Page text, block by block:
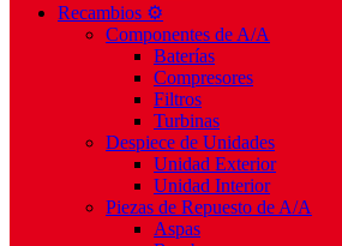
Recambios ⚙️
Componentes de A/A
Baterías
Compresores
Filtros
Turbinas
Despiece de Unidades
Unidad Exterior
Unidad Interior
Piezas de Repuesto de A/A
Aspas